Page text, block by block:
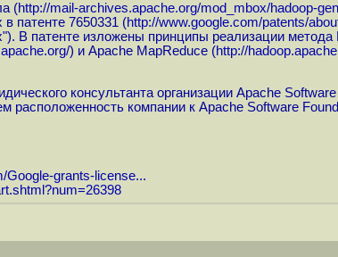
(http://mail-archives.apache.org/mod_mbox/hadoop-
патенте 7650331 (http://www.google.com/patents/
В патенте изложены принципы реализации метода
/) и Apache MapReduce (http://
консультанта организации Apache
расположенность компании к Apache Software
Google-grants-license...